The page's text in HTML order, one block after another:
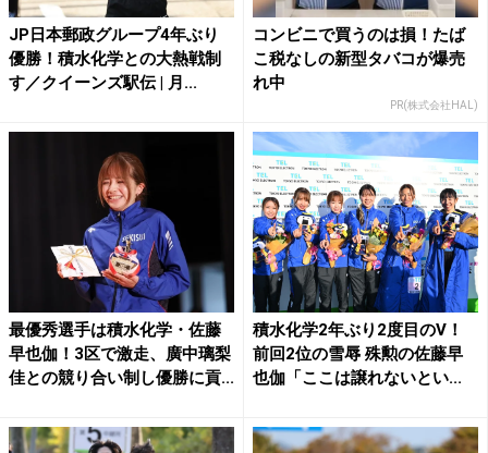
JP日本郵政グループ4年ぶり
優勝！積水化学との大熱戦制
す／クイーンズ駅伝 | 月...
コンビニで買うのは損！たば
こ税なしの新型タバコが爆売
れ中
PR(株式会社HAL)
最優秀選手は積水化学・佐藤
早也伽！3区で激走、廣中璃梨
佳との競り合い制し優勝に貢...
積水化学2年ぶり2度目のV！
前回2位の雪辱 殊勲の佐藤早
也伽「ここは譲れないとい...